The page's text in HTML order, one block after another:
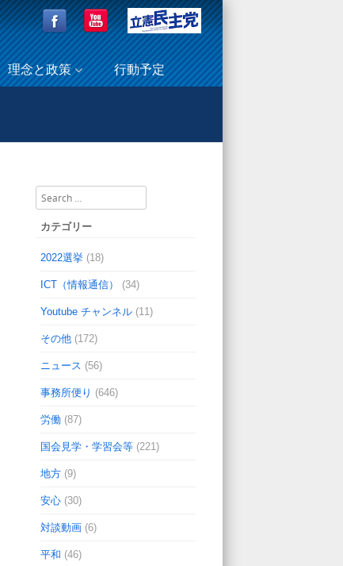
理念と政策 行動予定
Search
カテゴリー
2022選挙 (18)
ICT（情報通信） (34)
Youtube チャンネル (11)
その他 (172)
ニュース (56)
事務所便り (646)
労働 (87)
国会見学・学習会等 (221)
地方 (9)
安心 (30)
対談動画 (6)
平和 (46)